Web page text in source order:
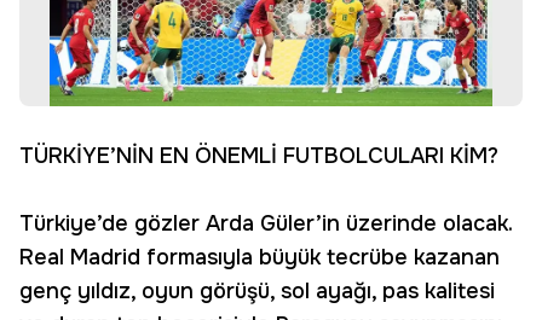
TÜRKİYE’NİN EN ÖNEMLİ FUTBOLCULARI KİM?
Türkiye’de gözler Arda Güler’in üzerinde olacak.
Real Madrid formasıyla büyük tecrübe kazanan
genç yıldız, oyun görüşü, sol ayağı, pas kalitesi